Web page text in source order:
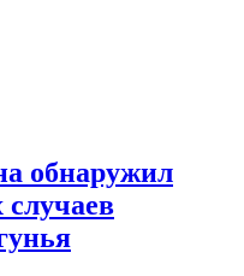
обнаружил
случаев